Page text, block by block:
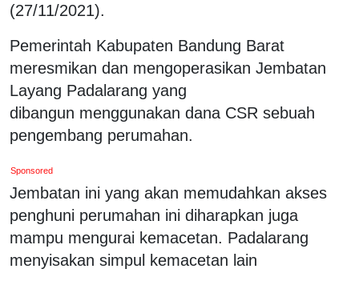
(27/11/2021).
Pemerintah Kabupaten Bandung Barat
meresmikan dan mengoperasikan Jembatan
Layang Padalarang yang
dibangun menggunakan dana CSR sebuah
pengembang perumahan.
Sponsored
Jembatan ini yang akan memudahkan akses
penghuni perumahan ini diharapkan juga
mampu mengurai kemacetan. Padalarang
menyisakan simpul kemacetan lain